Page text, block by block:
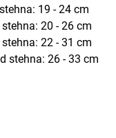
19 - 24 cm
20 - 26 cm
22 - 31 cm
stehna: 26 - 33 cm